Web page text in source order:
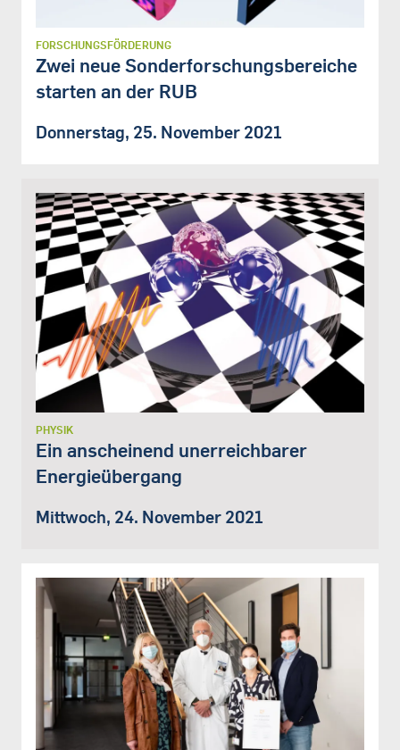
FORSCHUNGSFÖRDERUNG
Zwei neue Sonderforschungsbereiche
starten an der RUB
Donnerstag, 25. November 2021
PHYSIK
Ein anscheinend unerreichbarer
Energieübergang
Mittwoch, 24. November 2021